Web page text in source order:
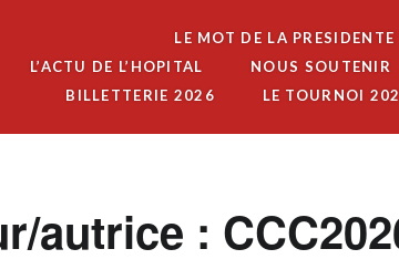
LE MOT DE LA PRESIDENTE
L’ACTU DE L’HOPITAL
NOUS SOUTENIR
BILLETTERIE 2026
LE TOURNOI
autrice :